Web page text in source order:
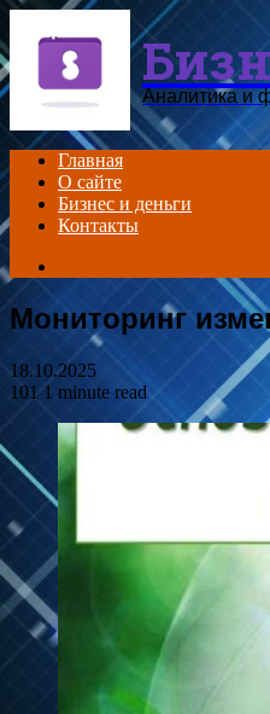
Аналитика и
Главная
О сайте
Бизнес и деньги
Контакты
for
Мониторинг
18.10.2025
101 1 minute read